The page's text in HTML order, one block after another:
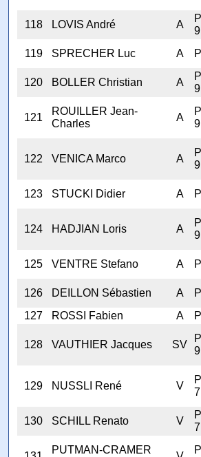
118
LOVIS André A
119
SPRECHER Luc A
120
BOLLER Christian A
121
ROUILLER Jean-
Charles
A
122 VENICA Marco A
123
STUCKI Didier A
124 HADJIAN Loris A
125
VENTRE Stefano A
126
DEILLON Sébastien A
127
ROSSI Fabien A
128 VAUTHIER Jacques SV
129 NUSSLI René V
130
SCHILL Renato V
PUTMAN-CRAMER